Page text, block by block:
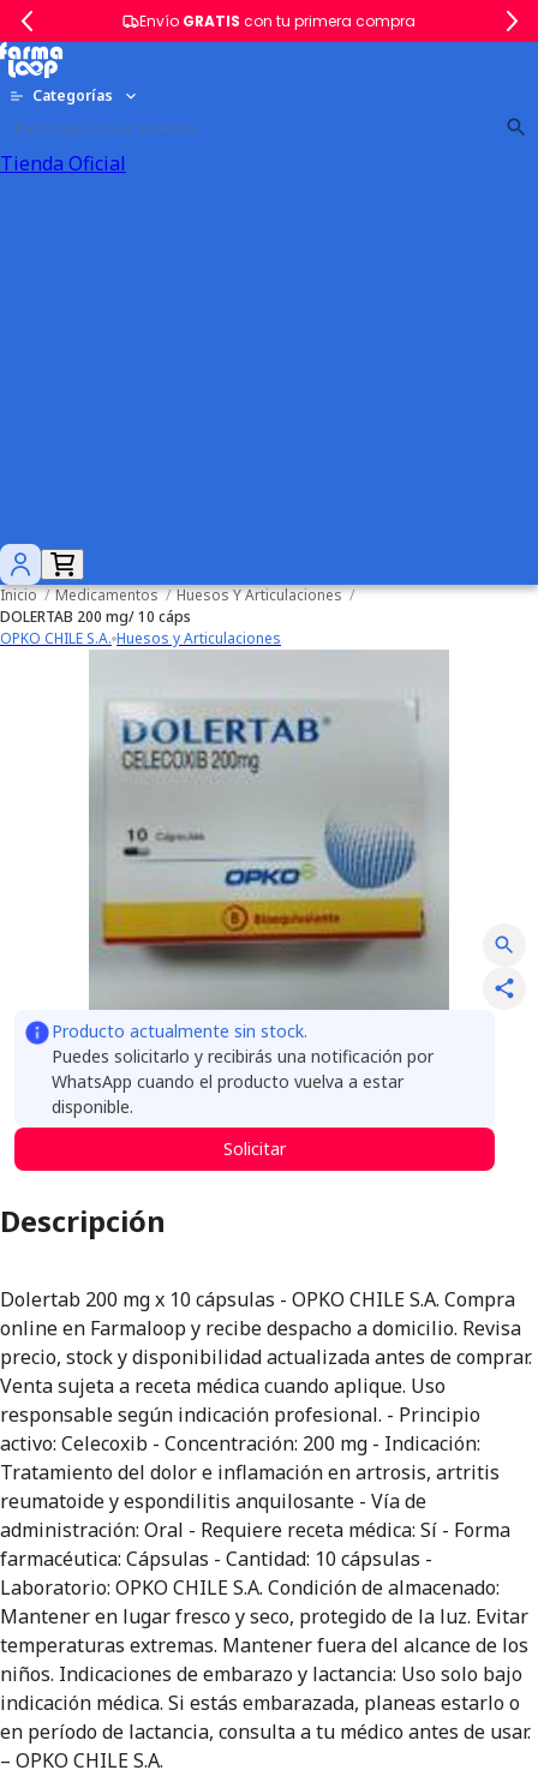
Envío GRATIS con tu primera compra
Categorías
Tienda Oficial
Inicio / Medicamentos / Huesos Y Articulaciones /
DOLERTAB 200 mg/ 10 cáps
OPKO CHILE S.A. Huesos y Articulaciones
Producto actualmente sin stock.
Puedes solicitarlo y recibirás una notificación por
WhatsApp cuando el producto vuelva a estar
disponible.
Solicitar
Descripción
Dolertab 200 mg x 10 cápsulas - OPKO CHILE S.A. Compra
online en Farmaloop y recibe despacho a domicilio. Revisa
precio, stock y disponibilidad actualizada antes de comprar.
Venta sujeta a receta médica cuando aplique. Uso
responsable según indicación profesional. - Principio
activo: Celecoxib - Concentración: 200 mg - Indicación:
Tratamiento del dolor e inflamación en artrosis, artritis
reumatoide y espondilitis anquilosante - Vía de
administración: Oral - Requiere receta médica: Sí - Forma
farmacéutica: Cápsulas - Cantidad: 10 cápsulas -
Laboratorio: OPKO CHILE S.A. Condición de almacenado:
Mantener en lugar fresco y seco, protegido de la luz. Evitar
temperaturas extremas. Mantener fuera del alcance de los
niños. Indicaciones de embarazo y lactancia: Uso solo bajo
indicación médica. Si estás embarazada, planeas estarlo o
en período de lactancia, consulta a tu médico antes de usar.
– OPKO CHILE S.A.